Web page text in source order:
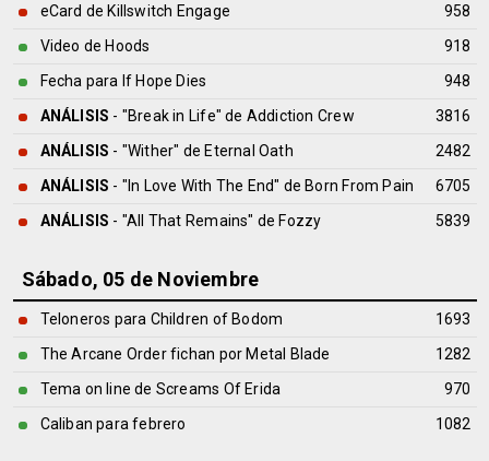
eCard de Killswitch Engage
958
Video de Hoods
918
Fecha para If Hope Dies
948
ANÁLISIS - "Break in Life" de Addiction Crew
3816
ANÁLISIS - "Wither" de Eternal Oath
2482
ANÁLISIS - "In Love With The End" de Born From Pain
6705
ANÁLISIS - "All That Remains" de Fozzy 5839
Sábado, 05 de Noviembre
Teloneros para Children of Bodom
1693
The Arcane Order fichan por Metal Blade
1282
Tema on line de Screams Of Erida
970
Caliban para febrero
1082